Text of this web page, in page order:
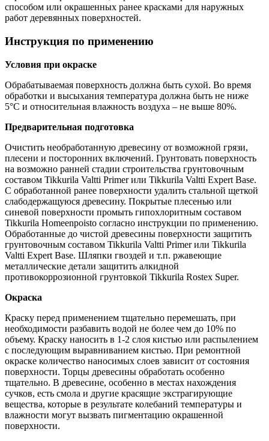
способом или окрашенных ранее красками для наружных
работ деревянных поверхностей.
Инструкция по применению
Условия при окраске
Обрабатываемая поверхность должна быть сухой. Во время
обработки и высыхания температура должна быть не ниже
5°С и относительная влажность воздуха – не выше 80%.
Предварительная подготовка
Очистить необработанную древесину от возможной грязи,
плесени и посторонних включений. Грунтовать поверхность
на возможно ранней стадии строительства грунтовочным
составом Tikkurila Valtti Primer или Tikkurila Valtti Expert Base.
С обработанной ранее поверхности удалить стальной щеткой
слабодержащуюся древесину. Покрытые плесенью или
синевой поверхности промыть гипохлоритным составом
Tikkurila Homeenpoisto согласно инструкции по применению.
Обработанные до чистой древесины поверхности защитить
грунтовочным составом Tikkurila Valtti Primer или Tikkurila
Valtti Expert Base. Шляпки гвоздей и т.п. ржавеющие
металлические детали защитить алкидной
противокоррозионной грунтовкой Tikkurila Rostex Super.
Окраска
Краску перед применением тщательно перемешать, при
необходимости разбавить водой не более чем до 10% по
объему. Краску наносить в 1-2 слоя кистью или распылением
с последующим выравниванием кистью. При ремонтной
окраске количество наносимых слоев зависит от состояния
поверхности. Торцы древесины обработать особенно
тщательно. В древесине, особенно в местах нахождения
сучков, есть смола и другие красящие экстрагирующие
вещества, которые в результате колебаний температуры и
влажности могут вызвать пигментацию окрашенной
поверхности.